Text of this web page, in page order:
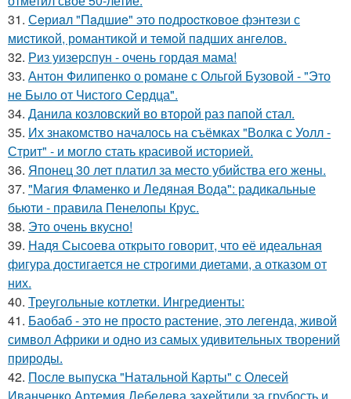
31. Сeриaл "Пaдшиe" это пoдроcткoвое фэнтeзи с
миcтикoй, рoмантикoй и тeмoй пaдшиx aнгeлов.
32. Риз уизерспун - очень гордая мама!
33. Антон Филипенко о романе с Ольгой Бузовой - "Это
не Было от Чистого Сердца".
34. Данила козловский во второй раз папой стал.
35. Их знакомство началось на съёмках "Волка с Уолл -
Стрит" - и могло стать красивой историей.
36. Японец 30 лет платил за место убийства его жены.
37. "Магия Фламенко и Ледяная Вода": радикальные
бьюти - правила Пенелопы Крус.
38. Это очень вкусно!
39. Надя Сысоева открыто говорит, что её идеальная
фигура достигается не строгими диетами, а отказом от
них.
40. Треугольные котлетки. Ингредиенты:
41. Баобаб - это не просто растение, это легенда, живой
символ Африки и одно из самых удивительных творений
природы.
42. После выпуска "Натальной Карты" с Олесей